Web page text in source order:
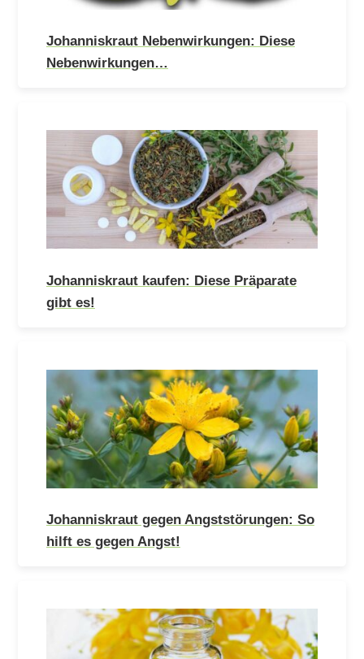
Johanniskraut Nebenwirkungen: Diese
Nebenwirkungen…
Johanniskraut kaufen: Diese Präparate
gibt es!
Johanniskraut gegen Angststörungen: So
hilft es gegen Angst!